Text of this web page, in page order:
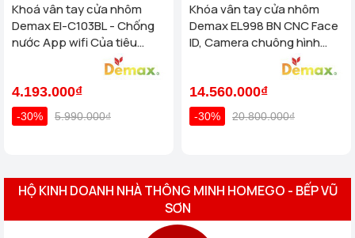
Khoá vân tay cửa nhôm
Demax El-C103BL - Chống
nước App wifi Của tiêu
4.193.000₫
-30% 5.990.000₫
Khóa vân tay cửa nhôm
Demax EL998 BN CNC Face
ID, Camera chuông hình
chống nước của tiêu chuẩn
14.560.000₫
-30% 20.800.000₫
HỘ KINH DOANH NHÀ THÔNG MINH HOMEGO - BẾP VŨ
SƠN